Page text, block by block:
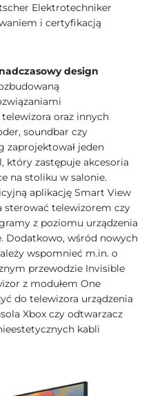
Elektrotechniker
i certyfikacją
design
oraz innych
soundbar czy
zaprojektował jeden
zastępuje akcesoria
na stoliku w salonie.
aplikację Smart View
sterować telewizorem czy
z poziomu urządzenia
Dodatkowo, wśród nowych
wspomnieć m.in. o
przewodzie Invisible
z modułem One
do telewizora urządzenia
Xbox czy odtwarzacz
kabli